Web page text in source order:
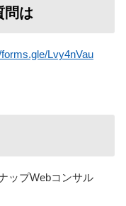
問は
Lvy4nVau
ップWebコンサル